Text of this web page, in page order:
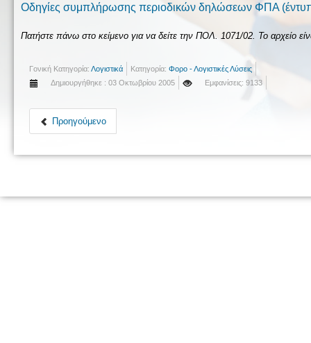
Οδηγίες συμπλήρωσης περιοδικών δηλώσεων ΦΠΑ
Πατήστε πάνω στο κείμενο για να δείτε την ΠΟΛ. 1071/02. Το αρχείο
Γονική Κατηγορία: Λογιστικά Κατηγορία: Φορο - Λογιστικές Λύσεις
Δημιουργήθηκε : 03 Οκτωβρίου 2005
Εμφανίσεις: 9133
Προηγούμενο